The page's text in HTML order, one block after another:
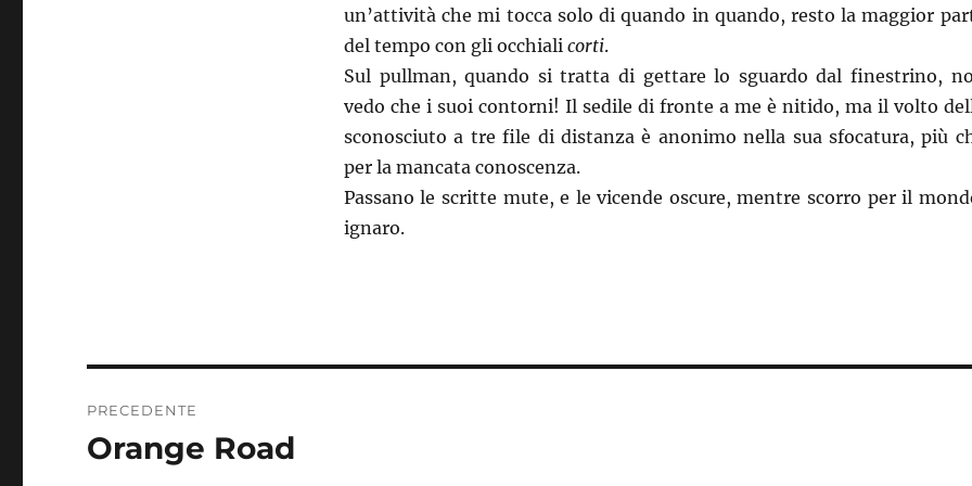
un’attività che mi tocca solo di quando in quando, resto la maggior
del tempo con gli occhiali corti.
Sul pullman, quando si tratta di gettare lo sguardo dal finestrino,
vedo che i suoi contorni! Il sedile di fronte a me è nitido, ma il volto
sconosciuto a tre file di distanza è anonimo nella sua sfocatura, più
per la mancata conoscenza.
Passano le scritte mute, e le vicende oscure, mentre scorro per il
ignaro.
articoli
PRECEDENTE
Articolo
Orange Road